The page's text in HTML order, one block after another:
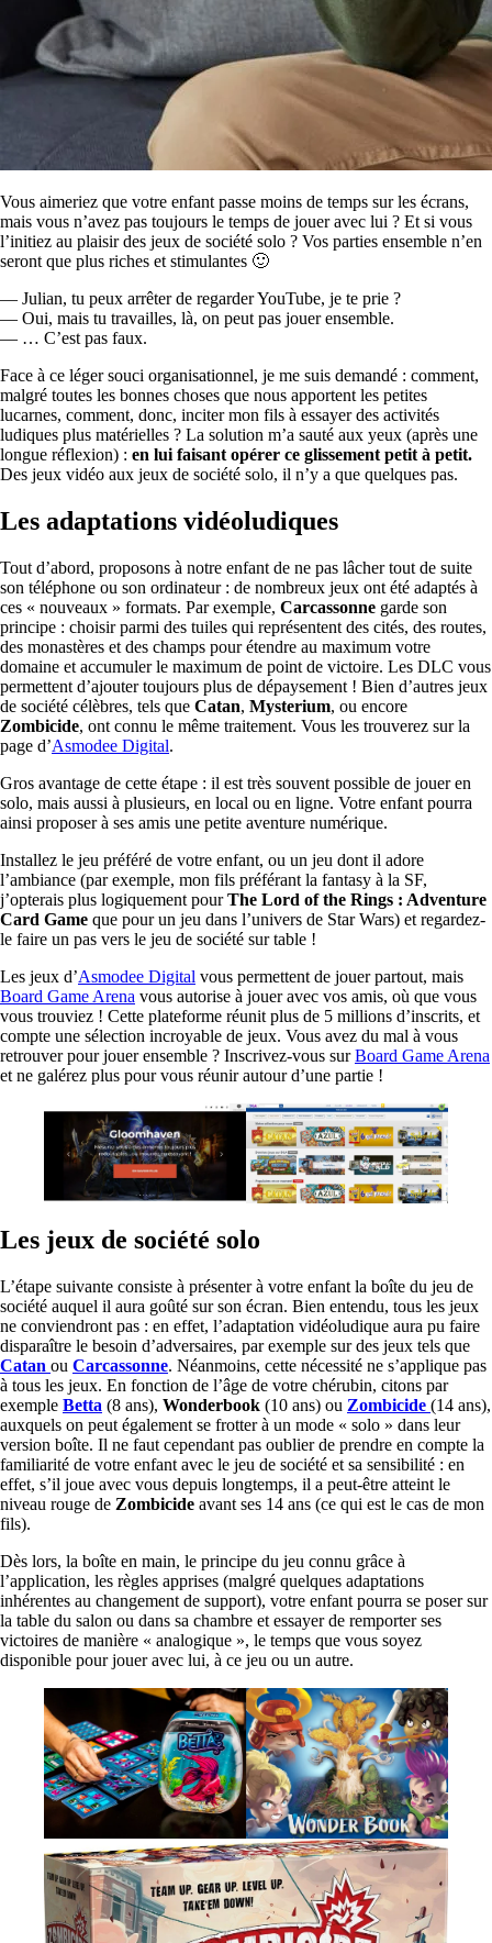
Vous aimeriez que votre enfant passe moins de temps sur les écrans,
mais vous n’avez pas toujours le temps de jouer avec lui ? Et si vous
l’initiez au plaisir des jeux de société solo ? Vos parties ensemble n’en
seront que plus riches et stimulantes 🙂
— Julian, tu peux arrêter de regarder YouTube, je te prie ?
— Oui, mais tu travailles, là, on peut pas jouer ensemble.
— … C’est pas faux.
Face à ce léger souci organisationnel, je me suis demandé : comment,
malgré toutes les bonnes choses que nous apportent les petites
lucarnes, comment, donc, inciter mon fils à essayer des activités
ludiques plus matérielles ? La solution m’a sauté aux yeux (après une
longue réflexion) : en lui faisant opérer ce glissement petit à petit.
Des jeux vidéo aux jeux de société solo, il n’y a que quelques pas.
Les adaptations vidéoludiques
Tout d’abord, proposons à notre enfant de ne pas lâcher tout de suite
son téléphone ou son ordinateur : de nombreux jeux ont été adaptés à
ces « nouveaux » formats. Par exemple, Carcassonne garde son
principe : choisir parmi des tuiles qui représentent des cités, des routes,
des monastères et des champs pour étendre au maximum votre
domaine et accumuler le maximum de point de victoire. Les DLC vous
permettent d’ajouter toujours plus de dépaysement ! Bien d’autres jeux
de société célèbres, tels que Catan, Mysterium, ou encore
Zombicide, ont connu le même traitement. Vous les trouverez sur la
page d’Asmodee Digital.
Gros avantage de cette étape : il est très souvent possible de jouer en
solo, mais aussi à plusieurs, en local ou en ligne. Votre enfant pourra
ainsi proposer à ses amis une petite aventure numérique.
Installez le jeu préféré de votre enfant, ou un jeu dont il adore
l’ambiance (par exemple, mon fils préférant la fantasy à la SF,
j’opterais plus logiquement pourThe Lord of the Rings : Adventure
Card Game que pour un jeu dans l’univers de Star Wars) et regardez-
le faire un pas vers le jeu de société sur table !
Les jeux d’Asmodee Digital vous permettent de jouer partout, mais
Board Game Arena vous autorise à jouer avec vos amis, où que vous
vous trouviez ! Cette plateforme réunit plus de 5 millions d’inscrits, et
compte une sélection incroyable de jeux. Vous avez du mal à vous
retrouver pour jouer ensemble ? Inscrivez-vous surBoard Game Arena
et ne galérez plus pour vous réunir autour d’une partie !
Les jeux de société solo
L’étape suivante consiste à présenter à votre enfant la boîte du jeu de
société auquel il aura goûté sur son écran. Bien entendu, tous les jeux
ne conviendront pas : en effet, l’adaptation vidéoludique aura pu faire
disparaître le besoin d’adversaires, par exemple sur des jeux tels que
Catan ou Carcassonne. Néanmoins, cette nécessité ne s’applique pas
à tous les jeux. En fonction de l’âge de votre chérubin, citons par
exemple Betta (8 ans), Wonderbook (10 ans) ou Zombicide (14 ans),
auxquels on peut également se frotter à un mode « solo » dans leur
version boîte. Il ne faut cependant pas oublier de prendre en compte la
familiarité de votre enfant avec le jeu de société et sa sensibilité : en
effet, s’il joue avec vous depuis longtemps, il a peut-être atteint le
niveau rouge de Zombicide avant ses 14 ans (ce qui est le cas de mon
fils).
Dès lors, la boîte en main, le principe du jeu connu grâce à
l’application, les règles apprises (malgré quelques adaptations
inhérentes au changement de support), votre enfant pourra se poser sur
la table du salon ou dans sa chambre et essayer de remporter ses
victoires de manière « analogique », le temps que vous soyez
disponible pour jouer avec lui, à ce jeu ou un autre.